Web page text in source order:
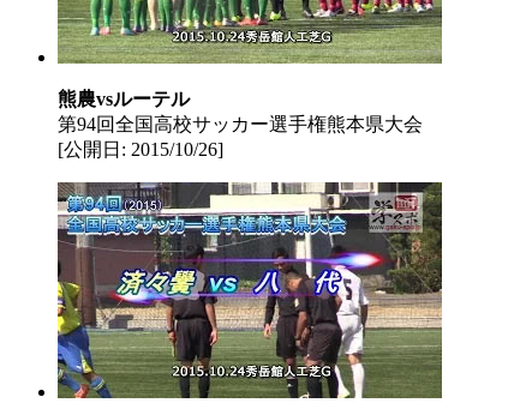
熊農vsルーテル
第94回全国高校サッカー選手権熊本県大会
[公開日: 2015/10/26]